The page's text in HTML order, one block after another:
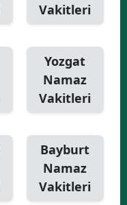
Vakitleri
Yozgat
Namaz
Vakitleri
Bayburt
Namaz
Vakitleri